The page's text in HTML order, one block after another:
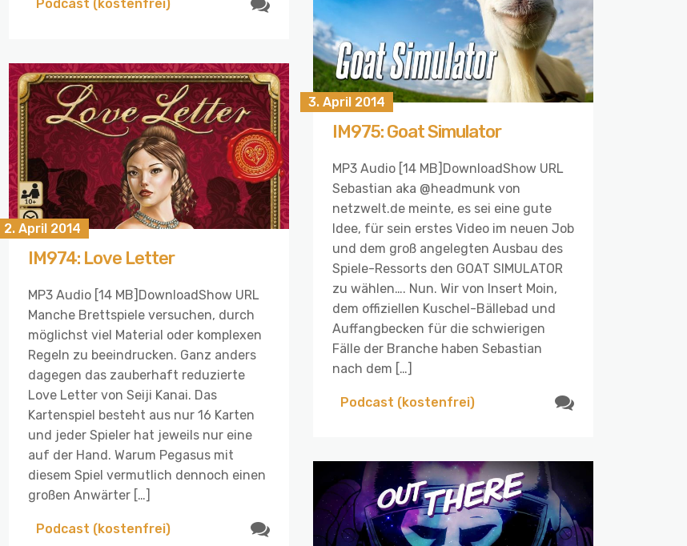
Podcast (kostenfrei)
3. April 2014
IM975: Goat Simulator
MP3 Audio [14 MB]DownloadShow URL
Sebastian aka @headmunk von
netzwelt.de meinte, es sei eine gute
Idee, für sein erstes Video im neuen Job
und dem groß angelegten Ausbau des
Spiele-Ressorts den GOAT SIMULATOR
zu wählen…. Nun. Wir von Insert Moin,
dem offiziellen Kuschel-Bällebad und
Auffangbecken für die schwierigen
Fälle der Branche haben Sebastian
nach dem […]
Podcast (kostenfrei)
2. April 2014
IM974: Love Letter
MP3 Audio [14 MB]DownloadShow URL
Manche Brettspiele versuchen, durch
möglichst viel Material oder komplexen
Regeln zu beeindrucken. Ganz anders
dagegen das zauberhaft reduzierte
Love Letter von Seiji Kanai. Das
Kartenspiel besteht aus nur 16 Karten
und jeder Spieler hat jeweils nur eine
auf der Hand. Warum Pegasus mit
diesem Spiel vermutlich dennoch einen
großen Anwärter […]
Podcast (kostenfrei)